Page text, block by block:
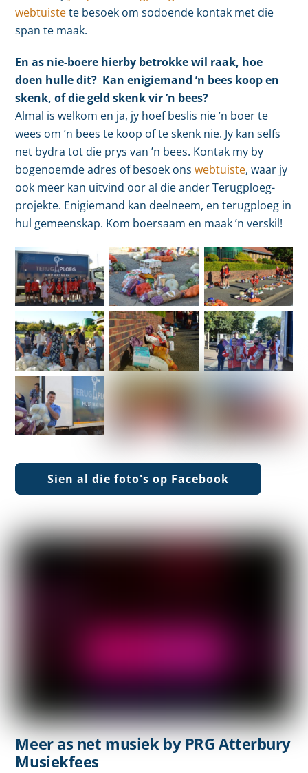
webtuistete besoek om sodoende kontak met die
span te maak.
En as nie-boere hierby betrokke wil raak, hoe
doen hulle dit? Kan enigiemand ’n bees koop en
skenk, of die geld skenk vir ’n bees?
Almal is welkom en ja, jy hoef beslis nie ’n boer te
wees om ’n bees te koop of te skenk nie. Jy kan selfs
net bydra tot die prys van ’n bees. Kontak my by
bogenoemde adres of besoek onswebtuiste, waar jy
ook meer kan uitvind oor al die ander Terugploeg-
projekte. Enigiemand kan deelneem, en terugploeg in
hul gemeenskap. Kom boersaam en maak ’n verskil!
Sien al die foto's op Facebook
Meer as net musiek by PRG Atterbury
Musiekfees